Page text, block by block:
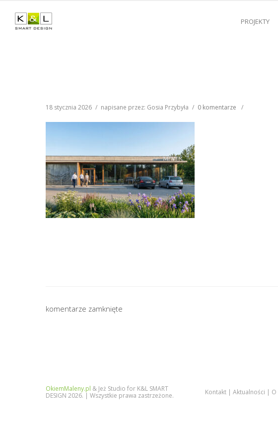
PROJEKTY
18 stycznia 2026 / napisane przez: Gosia Przybyła / 0 komentarze /
komentarze zamknięte
OkiemMaleny.pl & Jeż Studio for K&L SMART
DESIGN 2026. | Wszystkie prawa zastrzeżone.
Kontakt Aktualności O